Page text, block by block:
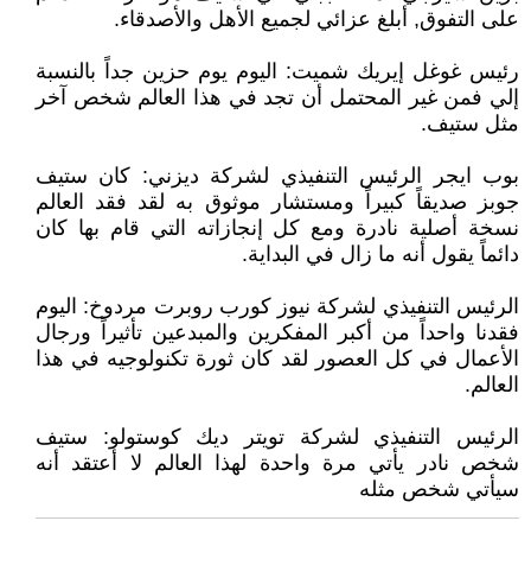
على التفوق, أبلغ عزائي لجميع الأهل والأصدقاء.
رئيس غوغل إيريك شميت: اليوم يوم حزين جداً بالنسبة
إلي فمن غير المحتمل أن تجد في هذا العالم شخص آخر
مثل ستيف.
بوب ايجر الرئيس التنفيذي لشركة ديزني: كان ستيف
جوبز صديقاً كبيراً ومستشار موثوق به لقد فقد العالم
نسخة أصلية نادرة ومع كل إنجازاته التي قام بها كان
دائماً يقول أنه ما زال في البداية.
الرئيس التنفيذي لشركة نيوز كورب روبرت مردوخ: اليوم
فقدنا واحداً من أكبر المفكرين والمبدعين تأثيراً ورجال
الأعمال في كل العصور لقد كان ثورة تكنولوجيه في هذا
العالم.
الرئيس التنفيذي لشركة تويتر ديك كوستولو: ستيف
شخص نادر يأتي مرة واحدة لهذا العالم لا أعتقد أنه
سيأتي شخص مثله